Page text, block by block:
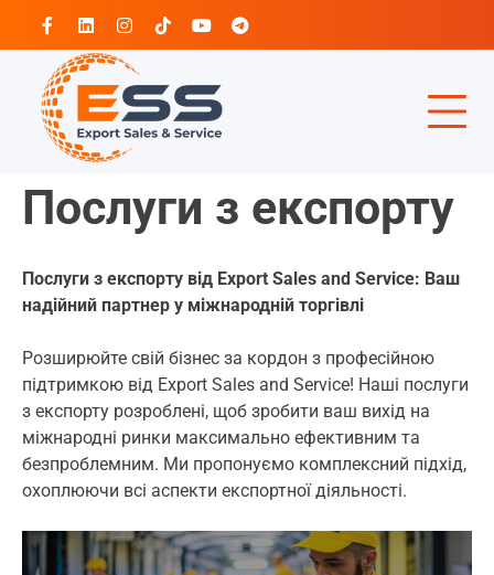
Перейти
Facebook
LinkedinInstagram
TiktokYoutubeTelegram
Послуги з експорту
Послуги з експорту від Export Sales and Service: Ваш
надійний партнер у міжнародній торгівлі
Розширюйте свій бізнес за кордон з професійною
підтримкою від Export Sales and Service! Наші послуги
з експорту розроблені, щоб зробити ваш вихід на
міжнародні ринки максимально ефективним та
безпроблемним. Ми пропонуємо комплексний підхід,
охоплюючи всі аспекти експортної діяльності.